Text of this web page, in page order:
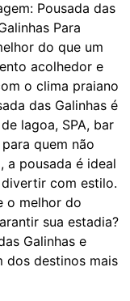
Pousada das
Para
do que um
acolhedor e
o clima praiano
das Galinhas é
lagoa, SPA, bar
quem não
a pousada é ideal
com estilo.
o melhor do
sua estadia?
Galinhas e
dos destinos mais